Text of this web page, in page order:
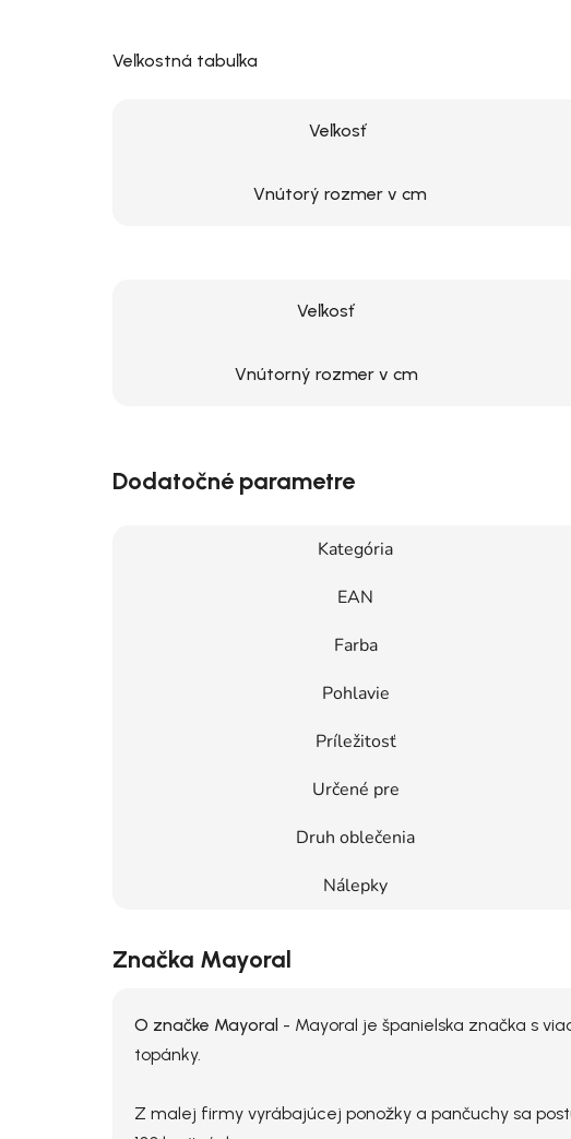
Veľkostná tabuľka
Veľkosť
Vnútorý rozmer v cm
Veľkosť
Vnútorný rozmer v cm
Dodatočné parametre
Kategória
EAN
Farba
Pohlavie
Príležitosť
Určené pre
Druh oblečenia
Nálepky
Značka Mayoral
O značke Mayoral - Mayoral je španielska značka s
topánky.
Z malej firmy vyrábajúcej ponožky a pančuchy sa